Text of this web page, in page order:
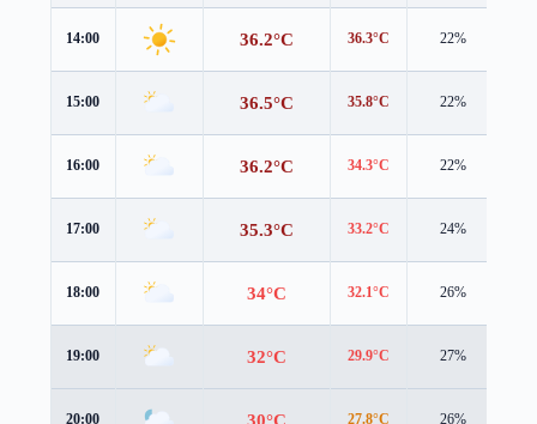
14:00 36.2°C 36.3°C 22%
15:00 36.5°C 35.8°C 22%
16:00 36.2°C 34.3°C 22%
17:00 35.3°C 33.2°C 24%
18:00 34°C 32.1°C 26%
19:00 32°C 29.9°C 27%
20:00 30°C 27.8°C 26%